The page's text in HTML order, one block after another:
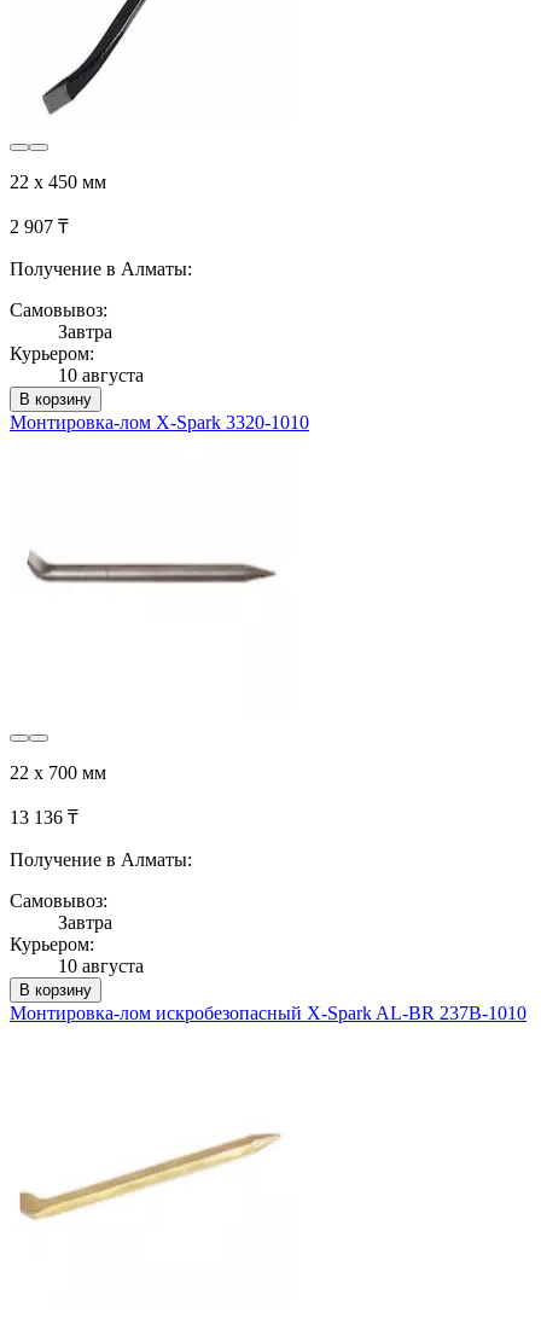
22 x 450 мм
2 907 ₸
Получение в Алматы:
Самовывоз:
Завтра
Курьером:
10 августа
В корзину
Монтировка-лом X-Spark 3320-1010
22 х 700 мм
13 136 ₸
Получение в Алматы:
Самовывоз:
Завтра
Курьером:
10 августа
В корзину
Монтировка-лом искробезопасный X-Spark AL-BR 237B-1010